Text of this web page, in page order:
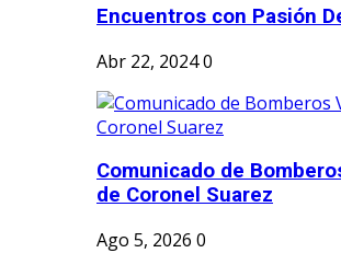
Encuentros con Pasión
Abr 22, 20240
Comunicado de
de Coronel Suarez
Ago 5, 2026 0